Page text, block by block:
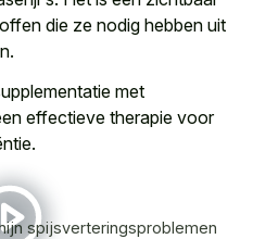
die ze nodig hebben uit
met
effectieve therapie voor
spijsverteringsproblemen